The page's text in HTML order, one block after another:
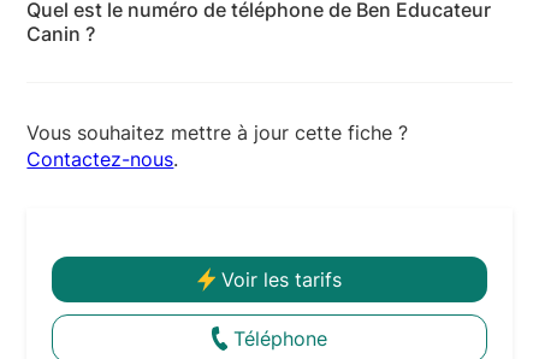
dimanche: 09:00-18:00
moyenne de 5 sur 5.
Quel est le numéro de téléphone de Ben Educateur
Canin ?
Vous souhaitez mettre à jour cette fiche ?
Contactez-nous.
Voir les tarifs
Téléphone